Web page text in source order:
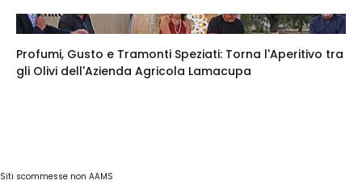
Profumi, Gusto e Tramonti Speziati: Torna l'Aperitivo tra
gli Olivi dell'Azienda Agricola Lamacupa
Siti scommesse non AAMS